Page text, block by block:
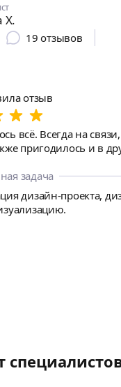
Х.
19 отзывов
отзыв
всё. Всегда на
пригодилось и в
задача
дизайн-проекта,